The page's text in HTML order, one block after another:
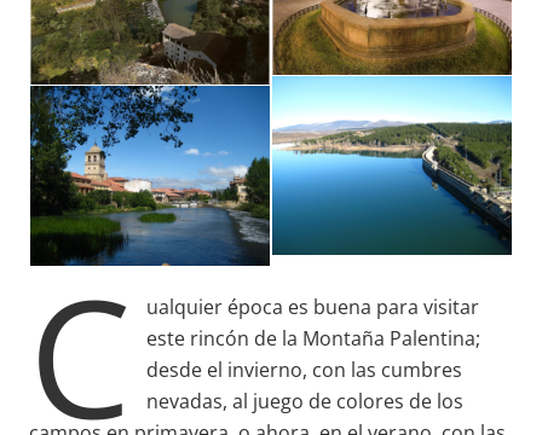
C
ualquier época es buena para visitar
este rincón de la Montaña Palentina;
desde el invierno, con las cumbres
nevadas, al juego de colores de los